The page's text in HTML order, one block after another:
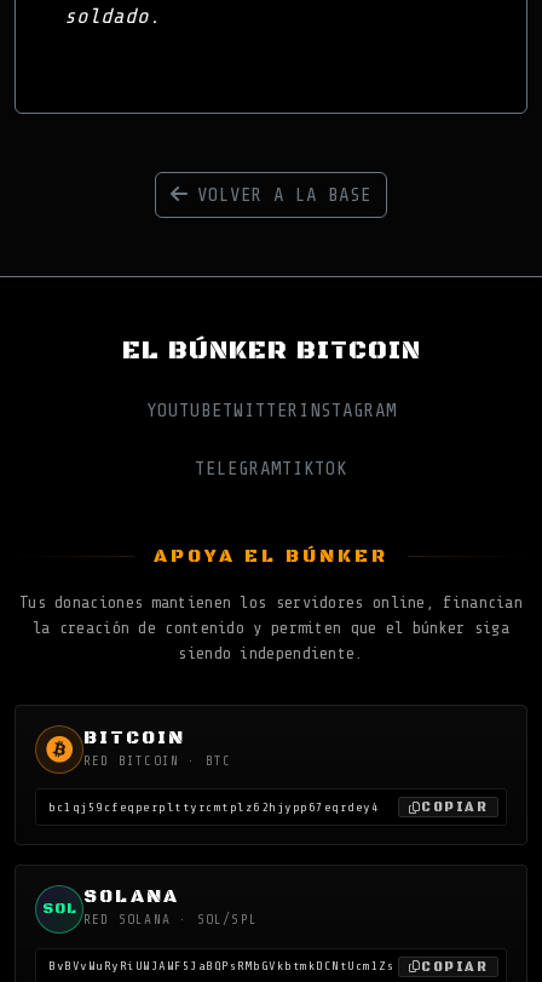
soldado.
VOLVER A LA BASE
EL BÚNKER BITCOIN
YOUTUBETWITTER INSTAGRAM
TELEGRAMTIKTOK
APOYA EL BÚNKER
Tus donaciones mantienen los servidores online, financian
la creación de contenido y permiten que el búnker siga
siendo independiente.
BITCOIN
RED BITCOIN · BTC
bc1qj59cfeqperplttyrcmtplz62hjypp67eqrdey4 COPIAR
SOL SOLANA
RED SOLANA · SOL/SPL
BvBVvWuRyRiUWJAWF5JaBQPsRMbGVkbtmkDCNtUcm1Zs COPIAR